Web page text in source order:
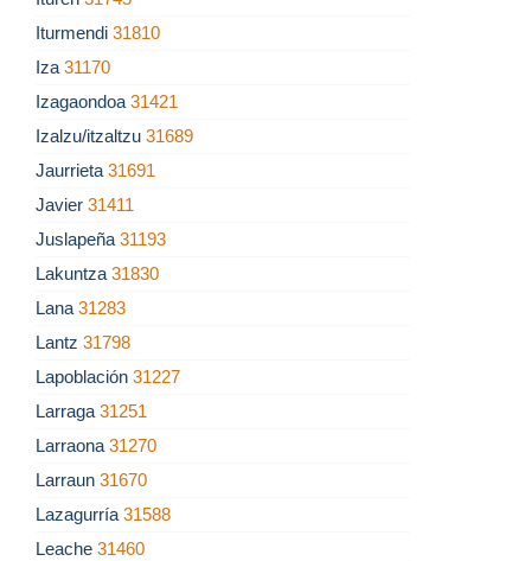
Iturmendi 31810
Iza 31170
Izagaondoa 31421
Izalzu/itzaltzu 31689
Jaurrieta 31691
Javier 31411
Juslapeña 31193
Lakuntza 31830
Lana 31283
Lantz 31798
Lapoblación 31227
Larraga 31251
Larraona 31270
Larraun 31670
Lazagurría 31588
Leache 31460